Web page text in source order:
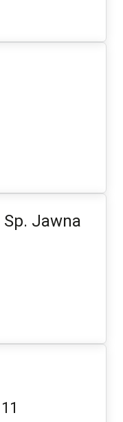
Jawna